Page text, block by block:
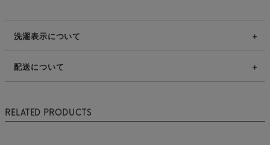
洗濯表示について
配送について
RELATED PRODUCTS